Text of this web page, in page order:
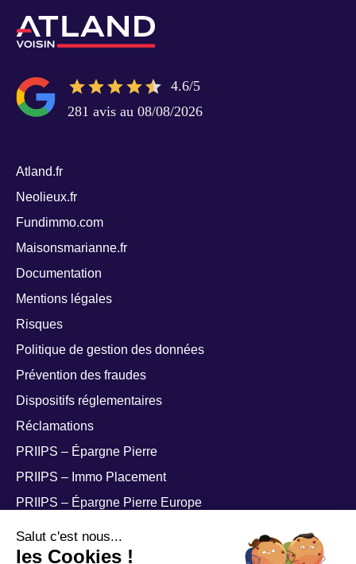
4.6/5
281 avis au 08/08/2026
Atland.fr
Neolieux.fr
Fundimmo.com
Maisonsmarianne.fr
Documentation
Mentions légales
Risques
Politique de gestion des données
Prévention des fraudes
Dispositifs réglementaires
Réclamations
PRIIPS – Épargne Pierre
PRIIPS – Immo Placement
PRIIPS – Épargne Pierre Europe
Salut c'est nous...
les Cookies !